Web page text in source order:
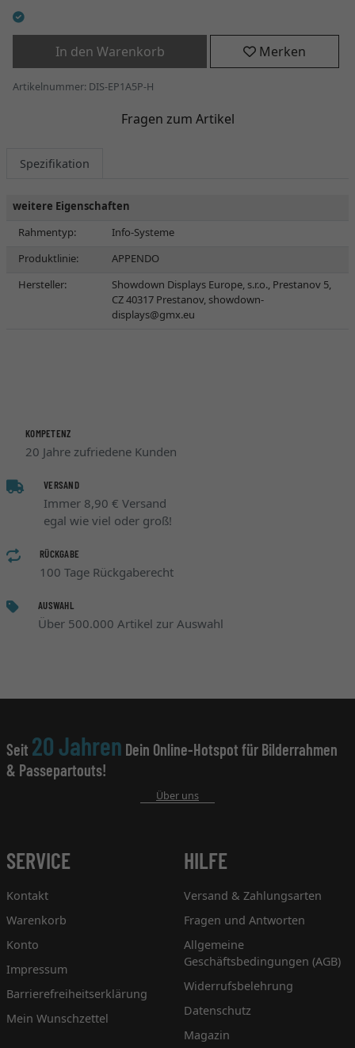
In den Warenkorb Merken
Artikelnummer: DIS-EP1A5P-H
Fragen zum Artikel
Spezifikation
weitere Eigenschaften
Rahmentyp:
Info-Systeme
Produktlinie:
APPENDO
Hersteller:
Showdown Displays Europe, s.r.o., Prestanov 5,
CZ 40317 Prestanov, showdown-
displays@gmx.eu
KOMPETENZ
20 Jahre zufriedene Kunden
VERSAND
Immer 8,90 € Versand
egal wie viel oder groß!
RÜCKGABE
100 Tage Rückgaberecht
AUSWAHL
Über 500.000 Artikel zur Auswahl
Seit 20 Jahren Dein Online-Hotspot für Bilderrahmen
& Passepartouts!
Über uns
SERVICE
Kontakt
Warenkorb
Konto
Impressum
Barrierefreiheitserklärung
Mein Wunschzettel
HILFE
Versand & Zahlungsarten
Fragen und Antworten
Allgemeine
Geschäftsbedingungen (AGB)
Widerrufsbelehrung
Datenschutz
Magazin